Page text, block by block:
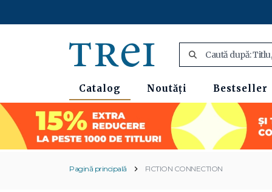
Catalog Noutăți Bestseller
Pagină principală FICTION CONNECTION